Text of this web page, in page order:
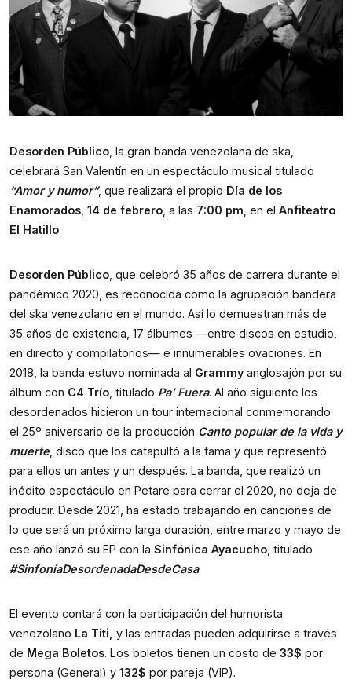
Desorden Público , la gran banda venezolana de ska,
“Amor y humor”, que realizará el propio Día de los
Enamorados 14 de febrero , a las 7:00 pm , en el Anfiteatro
El Hatillo.
Desorden Público , que celebró 35 años de carrera durante el
pandémico 2020, es reconocida como la agrupación bandera
del ska venezolano en el mundo. Así lo demuestran más de
35 años de existencia, 17 álbumes —entre discos en estudio,
en directo y compilatorios— e innumerables ovaciones. En
2018, la banda estuvo nominada al Grammy anglosajón por su
álbum con C4 Trío , titulado Pa’ Fuera. Al año siguiente los
desordenados hicieron un tour internacional conmemorando
el 25º aniversario de la producción Canto popular de la vida y
muerte , disco que los catapultó a la fama y que representó
para ellos un antes y un después. La banda, que realizó un
inédito espectáculo en Petare para cerrar el 2020, no deja de
producir. Desde 2021, ha estado trabajando en canciones de
lo que será un próximo larga duración, entre marzo y mayo de
ese año lanzó su EP con la Sinfónica Ayacucho
#SinfoníaDesordenadaDesdeCasa.
El evento contará con la participación del humorista
venezolano La Titi, y las entradas pueden adquirirse a través
de Mega Boletos. Los boletos tienen un costo de 33$ por
persona (General) y 132$ por pareja (VIP).